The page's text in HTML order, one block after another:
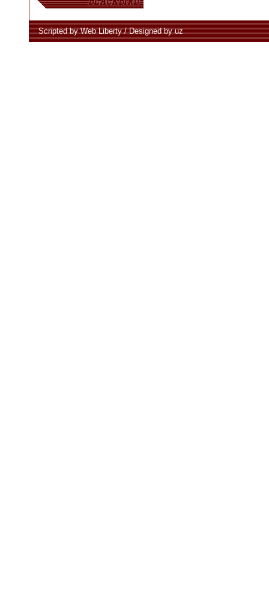
Scripted by Web Liberty/Designed by uz